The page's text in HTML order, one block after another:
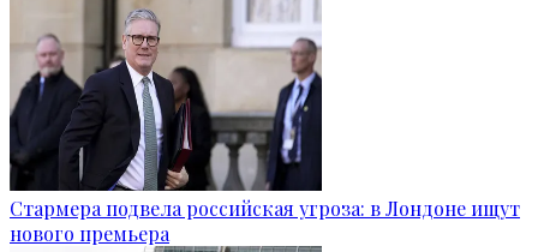
Стармера подвела российская угроза: в Лондоне ищут
нового премьера